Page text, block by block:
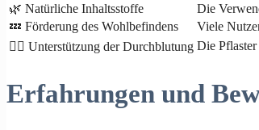
🌿 Natürliche Inhaltsstoffe
Die
💤 Förderung des Wohlbefindens
Viele
🧘‍♂️ Unterstützung der Durchblutung Die
Erfahrungen und